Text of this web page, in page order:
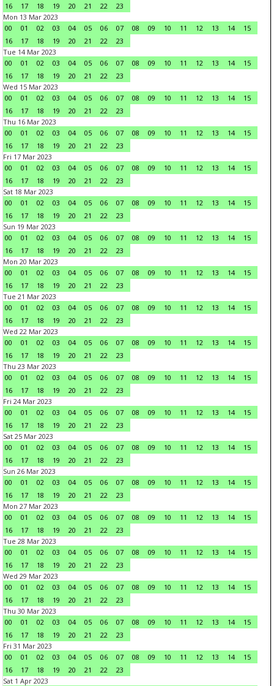
16 17 18 19 20 21 22
23
Mon 13 Mar 2023
00
01 02 03 04 05 06 07 08 09 10 11 12 13 14
15
16
17 18 19 20 21 22
23
Tue 14 Mar 2023
00
01 02 03 04 05 06 07 08 09 10 11 12 13 14
15
16
17 18 19 20 21 22
23
Wed 15 Mar 2023
00
01 02 03 04 05 06 07 08 09 10 11 12 13 14
15
16
17 18 19 20 21 22
23
Thu 16 Mar 2023
00
01 02 03 04 05 06 07 08 09 10 11 12 13 14
15
16
17 18 19 20 21 22
23
Fri 17 Mar 2023
00
01 02 03 04 05 06 07 08 09 10 11 12 13 14
15
16
17 18 19 20 21 22
23
Sat 18 Mar 2023
00
01 02 03 04 05 06 07 08 09 10 11 12 13 14
15
16
17 18 19 20 21 22
23
Sun 19 Mar 2023
00
01 02 03 04 05 06 07 08 09 10 11 12 13 14
15
16
17 18 19 20 21 22
23
Mon 20 Mar 2023
00
01 02 03 04 05 06 07 08 09 10 11 12 13 14
15
16
17 18 19 20 21 22
23
Tue 21 Mar 2023
00
01 02 03 04 05 06 07 08 09 10 11 12 13 14
15
16
17 18 19 20 21 22
23
Wed 22 Mar 2023
00
01 02 03 04 05 06 07 08 09 10 11 12 13 14
15
16
17 18 19 20 21 22
23
Thu 23 Mar 2023
00
01 02 03 04 05 06 07 08 09 10 11 12 13 14
15
16
17 18 19 20 21 22
23
Fri 24 Mar 2023
00
01 02 03 04 05 06 07 08 09 10 11 12 13 14
15
16
17 18 19 20 21 22
23
Sat 25 Mar 2023
00
01 02 03 04 05 06 07 08 09 10 11 12 13 14
15
16
17 18 19 20 21 22
23
Sun 26 Mar 2023
00
01 02 03 04 05 06 07 08 09 10 11 12 13 14
15
16
17 18 19 20 21 22
23
Mon 27 Mar 2023
00
01 02 03 04 05 06 07 08 09 10 11 12 13 14
15
16
17 18 19 20 21 22
23
Tue 28 Mar 2023
00
01 02 03 04 05 06 07 08 09 10 11 12 13 14
15
16
17 18 19 20 21 22
23
Wed 29 Mar 2023
00
01 02 03 04 05 06 07 08 09 10 11 12 13 14
15
16
17 18 19 20 21 22
23
Thu 30 Mar 2023
00
01 02 03 04 05 06 07 08 09 10 11 12 13 14
15
16
17 18 19 20 21 22
23
Fri 31 Mar 2023
00
01 02 03 04 05 06 07 08 09 10 11 12 13 14
15
16
17 18 19 20 21 22
23
Sat 1 Apr 2023